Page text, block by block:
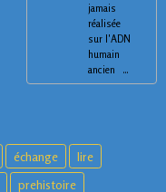
jamais
réalisée
sur l'ADN
humain
ancien ...
échange
lire
prehistoire